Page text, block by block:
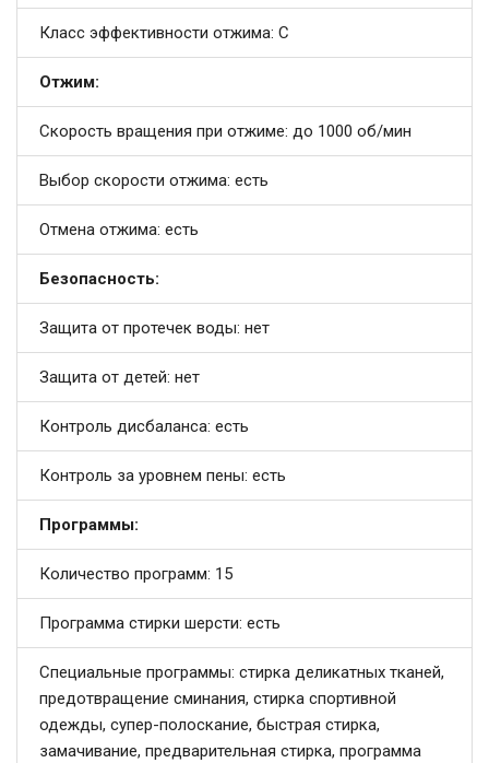
Класс эффективности отжима: C
Отжим:
Скорость вращения при отжиме: до 1000 об/мин
Выбор скорости отжима: есть
Отмена отжима: есть
Безопасность:
Защита от протечек воды: нет
Защита от детей: нет
Контроль дисбаланса: есть
Контроль за уровнем пены: есть
Программы:
Количество программ: 15
Программа стирки шерсти: есть
Специальные программы: стирка деликатных тканей,
предотвращение сминания, стирка спортивной
одежды, супер-полоскание, быстрая стирка,
замачивание, предварительная стирка, программа